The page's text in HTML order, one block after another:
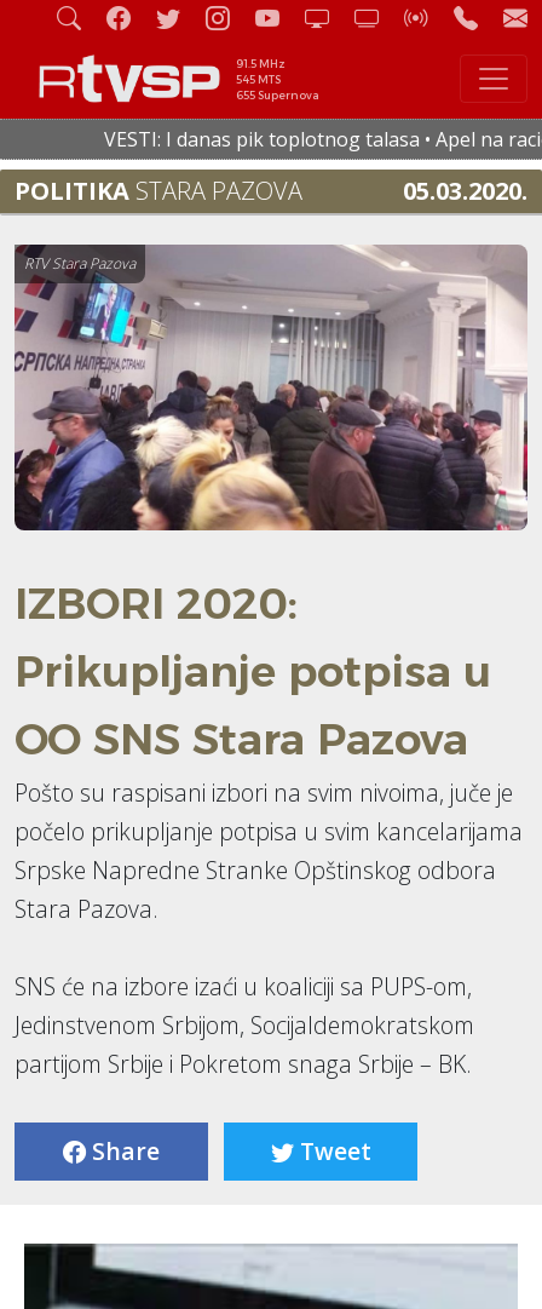
91.5 MHz
545 MTS
655 Supernova
VESTI: I danas pik toplotnog talasa • Apel na
POLITIKA STARA PAZOVA 05.03.2020.
RTV Stara Pazova
IZBORI 2020:
Prikupljanje potpisa u
OO SNS Stara Pazova
Pošto su raspisani izbori na svim nivoima, juče je
počelo prikupljanje potpisa u svim kancelarijama
Srpske Napredne Stranke Opštinskog odbora
Stara Pazova.
SNS će na izbore izaći u koaliciji sa PUPS-om,
Jedinstvenom Srbijom, Socijaldemokratskom
partijom Srbije i Pokretom snaga Srbije – BK.
Share Tweet